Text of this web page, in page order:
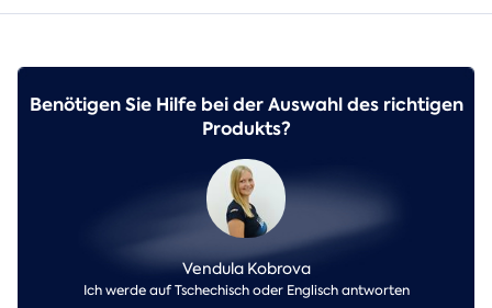
Benötigen Sie Hilfe bei der Auswahl des richtigen
Produkts?
Vendula Kobrova
Ich werde auf Tschechisch oder Englisch antworten